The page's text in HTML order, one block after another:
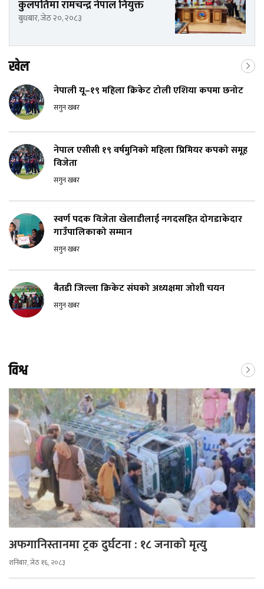
कुलपतिमा रामचन्द्र नेपाल नियुक्त
बुधबार, जेठ २०, २०८३
खेल
नेपाली यू–१९ महिला क्रिकेट टोली एशिया कपमा छनोट
सगुन खबर
नेपाल एसीसी १९ वर्षमुनिको महिला प्रिमियर कपको समूह
विजेता
सगुन खबर
स्वर्ण पदक विजेता खेलाडीलाई नगदसहित दोगडाकेदार
गाउँपालिकाको सम्मान
सगुन खबर
बैतडी जिल्ला क्रिकेट संघको अध्यक्षमा जोशी चयन
सगुन खबर
विश्व
अफगानिस्तानमा ट्रक दुर्घटना : १८ जनाको मृत्यु
शनिबार, जेठ १६, २०८३